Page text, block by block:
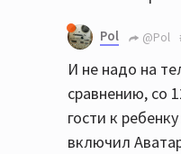
Pol @Pol
И не надо на
сравнению, со
гости к
включил